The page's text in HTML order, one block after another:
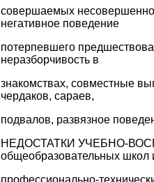
совершаемых
негативное поведение
потерпевшего
неразборчивость в
знакомствах, совместные
чердаков, сараев,
подвалов, развязное
НЕДОСТАТКИ УЧЕБНО-
общеобразовательных школ
профессионально-